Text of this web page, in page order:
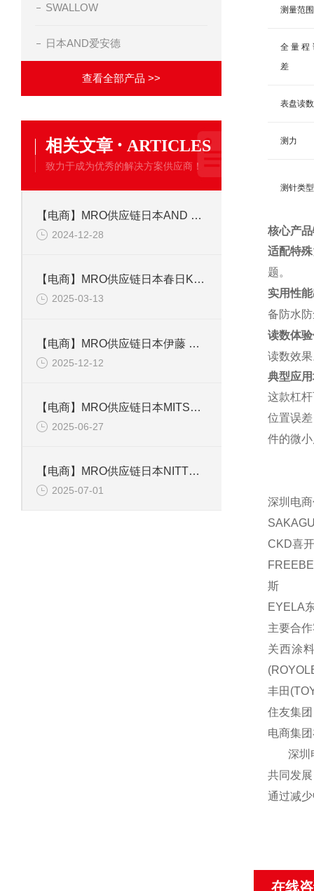
SWALLOW
日本AND爱安德
查看全部产品 >>
相关文章 · ARTICLES
致力于成为优秀的解决方案供应商！
【电商】MRO供应链日本AND 称重传感器 CP-2
2024-12-28
【电商】MRO供应链日本春日KASUGA控制器PST-2005N
2025-03-13
【电商】MRO供应链日本伊藤 分注器 MS-GLL250
2025-12-12
【电商】MRO供应链日本MITSUBISHI ELECTRIC三菱 PLC FX3u-32MTES-A
2025-06-27
【电商】MRO供应链日本NITTO KOHKI日东工器快速接头 40SF SS41 SG
2025-07-01
测量范围
全量程
差
表盘读数
测力
测针类型
核心产
适配特
题。
实用性
备防水
读数体
读数效
典型应
这款杠
位置误
件的微
深圳电
CKD喜
斯
EYELA
主要合
关西涂
丰田
住友集
电商集
深圳电
共同发展
通过减
在线